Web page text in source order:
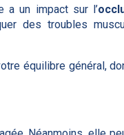
a un impact sur l’
des troubles
équilibre général,